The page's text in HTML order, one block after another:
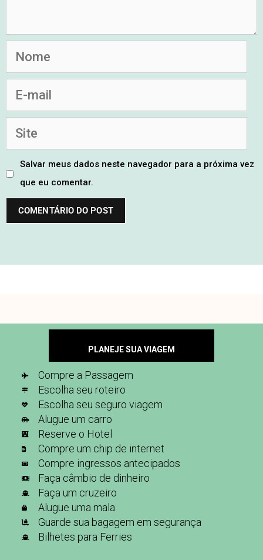
Salvar meus dados neste navegador para a próxima vez
que eu comentar.
PLANEJE SUA VIAGEM
Compre a Passagem
Escolha seu roteiro
Escolha seu seguro viagem
Alugue um carro
Reserve o Hotel
Compre um chip de internet
Compre ingressos antecipados
Faça câmbio de dinheiro
Faça um cruzeiro
Alugue uma mala
Guarde sua bagagem em segurança
Bilhetes para Ferries